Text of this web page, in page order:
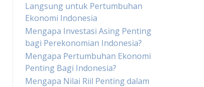
Langsung untuk Pertumbuhan
Ekonomi Indonesia
Mengapa Investasi Asing Penting
bagi Perekonomian Indonesia?
Mengapa Pertumbuhan Ekonomi
Penting Bagi Indonesia?
Mengapa Nilai Riil Penting dalam